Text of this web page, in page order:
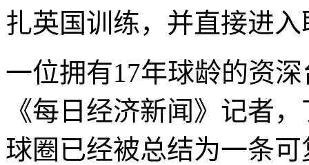
扎英国训练，并直接进
一位拥有17年球龄的资
《每日经济新闻》记者
球圈已经被总结为一条